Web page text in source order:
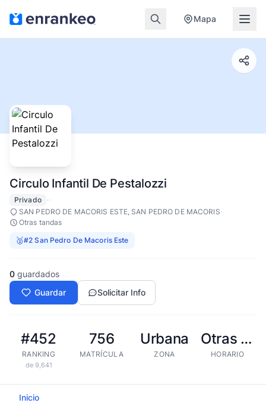
Mapa
Circulo Infantil De Pestalozzi
Privado ··
SAN PEDRO DE MACORIS ESTE, SAN PEDRO DE MACORIS·
Otras tandas
🥈#2 San Pedro De Macoris Este
0 guardados
Guardar
Solicitar Info
#452
RANKING
de 9,641
756
MATRÍCULA
Urbana
ZONA
Otras tandas
HORARIO
Inicio